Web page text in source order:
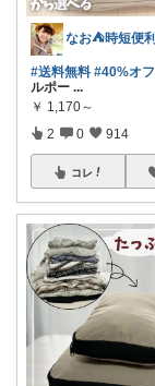
#送料無料 #40%オフ
ルポー ...
￥ 1,170～
2 0 914
コレ